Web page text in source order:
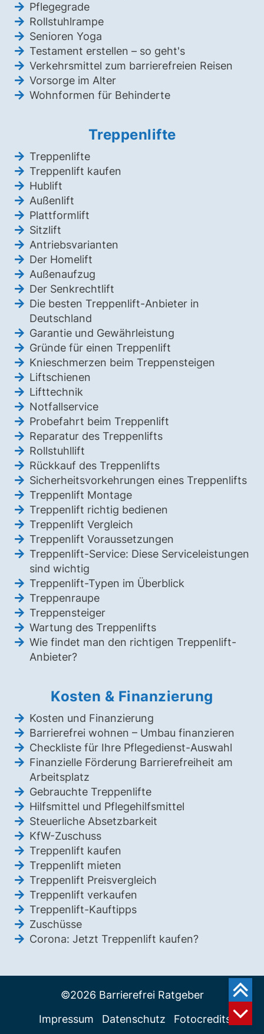
Pflegegrade
Rollstuhlrampe
Senioren Yoga
Testament erstellen – so geht's
Verkehrsmittel zum barrierefreien Reisen
Vorsorge im Alter
Wohnformen für Behinderte
Treppenlifte
Treppenlifte
Treppenlift kaufen
Hublift
Außenlift
Plattformlift
Sitzlift
Antriebsvarianten
Der Homelift
Außenaufzug
Der Senkrechtlift
Die besten Treppenlift-Anbieter in
Deutschland
Garantie und Gewährleistung
Gründe für einen Treppenlift
Knieschmerzen beim Treppensteigen
Liftschienen
Lifttechnik
Notfallservice
Probefahrt beim Treppenlift
Reparatur des Treppenlifts
Rollstuhllift
Rückkauf des Treppenlifts
Sicherheitsvorkehrungen eines Treppenlifts
Treppenlift Montage
Treppenlift richtig bedienen
Treppenlift Vergleich
Treppenlift Voraussetzungen
Treppenlift-Service: Diese Serviceleistungen
sind wichtig
Treppenlift-Typen im Überblick
Treppenraupe
Treppensteiger
Wartung des Treppenlifts
Wie findet man den richtigen Treppenlift-
Anbieter?
Kosten & Finanzierung
Kosten und Finanzierung
Barrierefrei wohnen – Umbau finanzieren
Checkliste für Ihre Pflegedienst-Auswahl
Finanzielle Förderung Barrierefreiheit am
Arbeitsplatz
Gebrauchte Treppenlifte
Hilfsmittel und Pflegehilfsmittel
Steuerliche Absetzbarkeit
KfW-Zuschuss
Treppenlift kaufen
Treppenlift mieten
Treppenlift Preisvergleich
Treppenlift verkaufen
Treppenlift-Kauftipps
Zuschüsse
Corona: Jetzt Treppenlift kaufen?
©2026 Barrierefrei Ratgeber
Impressum
Datenschutz Fotocredits